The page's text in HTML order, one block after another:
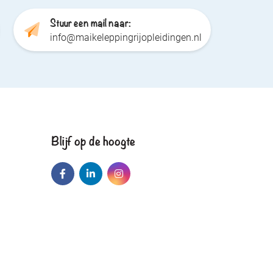
Stuur een mail naar:
info@maikeleppingrijopleidingen.nl
Blijf op de hoogte